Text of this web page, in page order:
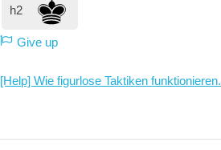
h2
Give up
[Help] Wie figurlose Taktiken funktionieren.